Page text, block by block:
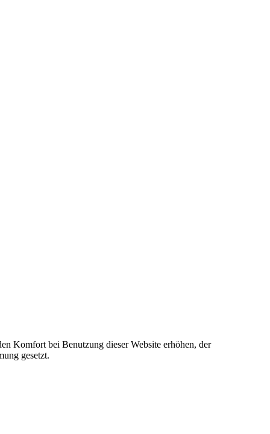
Komfort bei Benutzung dieser Website erhöhen, der
gesetzt.